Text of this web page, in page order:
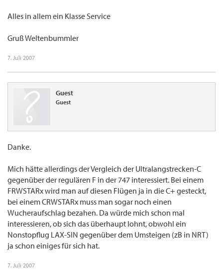
Alles in allem ein Klasse Service
Gruß Weltenbummler
7. Juli 2007
Guest
Guest
Danke.
Mich hätte allerdings der Vergleich der Ultralangstrecken-C
gegenüber der regulären F in der 747 interessiert. Bei einem
FRWSTARx wird man auf diesen Flügen ja in die C+ gesteckt,
bei einem CRWSTARx muss man sogar noch einen
Wucheraufschlag bezahen. Da würde mich schon mal
interessieren, ob sich das überhaupt lohnt, obwohl ein
Nonstopflug LAX-SIN gegenüber dem Umsteigen (zB in NRT)
ja schon einiges für sich hat.
7. Juli 2007